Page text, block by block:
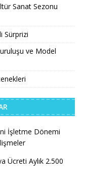
Sanat Sezonu
Sürprizi
ve Model
İşletme Dönemi
Ücreti Aylık 2.500